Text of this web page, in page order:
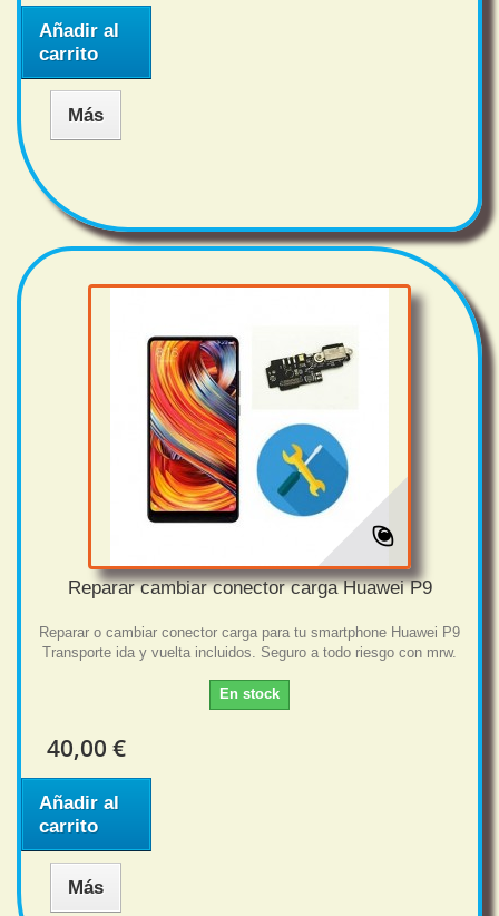
Añadir al
carrito
Más
Reparar cambiar conector carga Huawei P9
Reparar o cambiar conector carga para tu smartphone Huawei P9
Transporte ida y vuelta incluidos. Seguro a todo riesgo con mrw.
En stock
40,00 €
Añadir al
carrito
Más